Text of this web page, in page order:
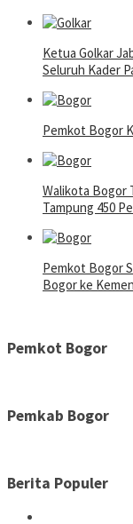
Ketua Golkar
Seluruh Kader
Pemkot Bogor
Walikota Bogor
Tampung 450
Pemkot Bogor
Bogor ke
Pemkot Bogor
Pemkab Bogor
Berita Populer